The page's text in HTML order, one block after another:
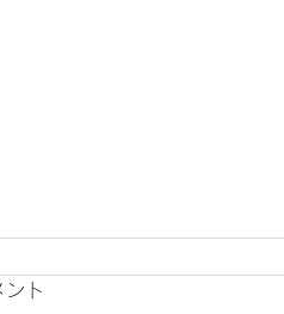
ント